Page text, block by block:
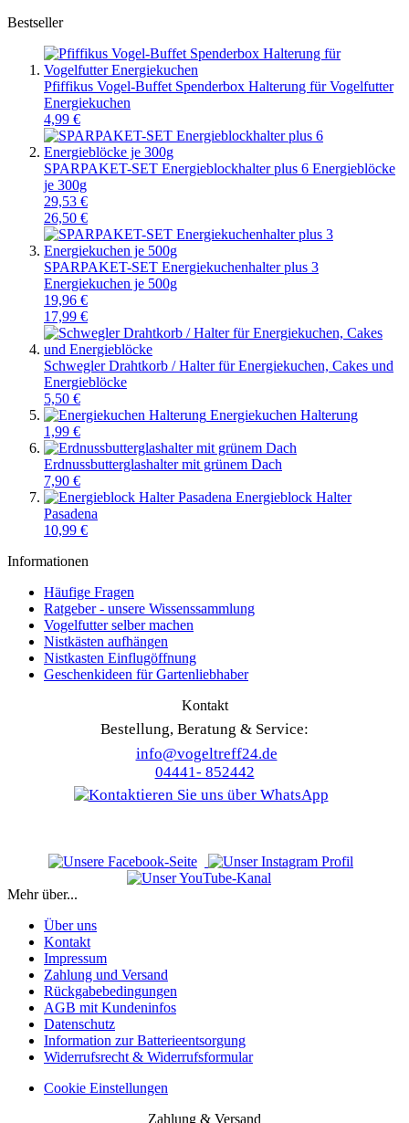
Bestseller
Pfiffikus Vogel-Buffet Spenderbox Halterung für Vogelfutter
Energiekuchen
4,99 €
SPARPAKET-SET Energieblockhalter plus 6 Energieblöcke
je 300g
29,53 €
26,50 €
SPARPAKET-SET Energiekuchenhalter plus 3
Energiekuchen je 500g
19,96 €
17,99 €
Schwegler Drahtkorb / Halter für Energiekuchen, Cakes und
Energieblöcke
5,50 €
Energiekuchen Halterung
1,99 €
Erdnussbutterglashalter mit grünem Dach
7,90 €
Energieblock Halter
Pasadena
10,99 €
Informationen
Häufige Fragen
Ratgeber - unsere Wissenssammlung
Vogelfutter selber machen
Nistkästen aufhängen
Nistkasten Einflugöffnung
Geschenkideen für Gartenliebhaber
Kontakt
Bestellung, Beratung & Service:
info@vogeltreff24.de
04441- 852442
Mehr über...
Über uns
Kontakt
Impressum
Zahlung und Versand
Rückgabebedingungen
AGB mit Kundeninfos
Datenschutz
Information zur Batterieentsorgung
Widerrufsrecht & Widerrufsformular
Cookie Einstellungen
Zahlung & Versand